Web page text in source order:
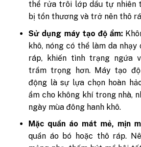
thể rửa trôi lớp dầu tự nhiên
bị tổn thương và trở nên thô
Sử dụng máy tạo độ ẩm:
khô, nóng có thể làm da
ráp, khiến tình trạng ngứa
trầm trọng hơn. Máy tạo
động là sự lựa chọn hoàn
ẩm cho không khí trong nhà,
ngày mùa đông hanh khô.
Mặc quần áo mát mẻ, mịn
quần áo bó hoặc thô ráp.